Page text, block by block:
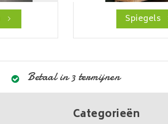
Spiegels
Betaal in 3 termijnen
Categorieën